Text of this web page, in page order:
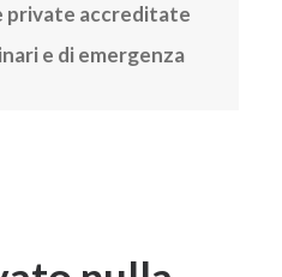
accreditate
e di emergenza